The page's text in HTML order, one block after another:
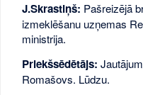
J.Skrastiņš: Pašreizējā
izmeklēšanu uzņemas
ministrija.
Priekšsēdētājs:
Romašovs. Lūdzu.